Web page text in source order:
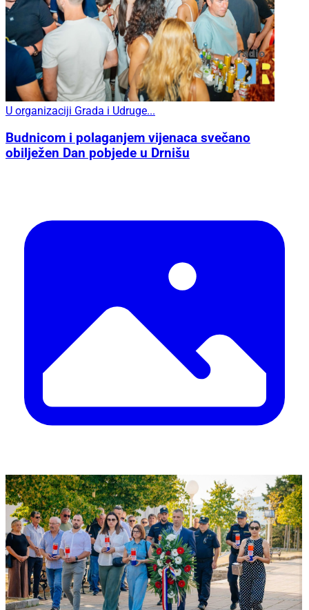
U organizaciji Grada i Udruge...
Budnicom i polaganjem vijenaca svečano
obilježen Dan pobjede u Drnišu